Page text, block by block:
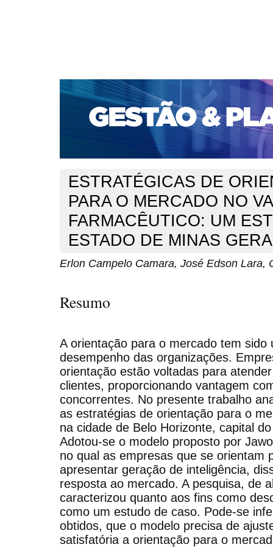
CAPA SOBRE ACESSO CADASTRO
PORTAL DE REVISTAS DA UNIFACS
SUBMISSÕES
PARA SUBMISSÃO DE ARTIGOS
TUTORIAL PARA
Capa Camara
ESTRATÉGICAS DE
PARA O MERCADO NO
FARMACÊUTICO: UM
ESTADO DE MINAS
Erlon Campelo Camara, José Edson Lara,
Resumo
A orientação para o mercado tem sido
desempenho das organizações.
orientação estão voltadas para
clientes, proporcionando vantagem
concorrentes. No presente trabalho
as estratégias de orientação para o
na cidade de Belo Horizonte, capital
Adotou-se o modelo proposto por
no qual as empresas que se orientam
apresentar geração de inteligência,
resposta ao mercado. A pesquisa, de
caracterizou quanto aos fins como
como um estudo de caso. Pode-se
obtidos, que o modelo precisa de
satisfatória a orientação para o